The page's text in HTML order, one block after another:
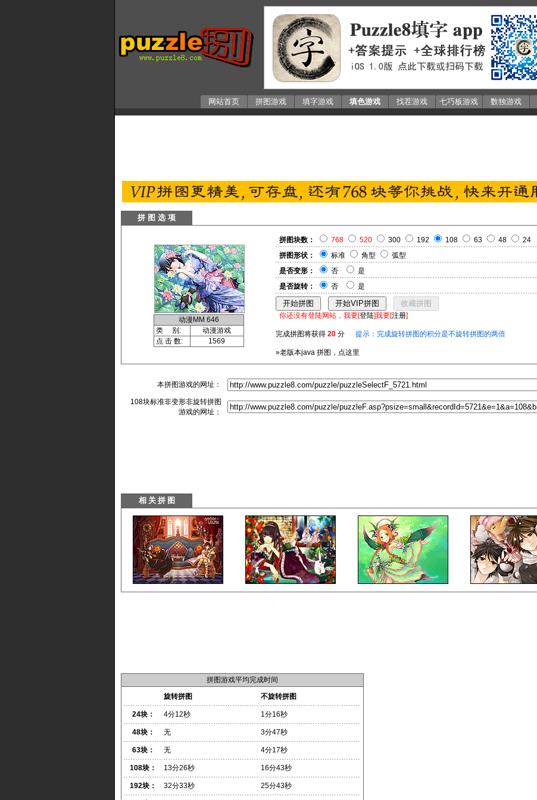
网站首页 拼图游戏 填字游戏 填色游戏 找茬游戏 七巧板游戏 数独游戏
拼 图 选 项
动漫MM 646
类 别:
动漫游戏
点 击 数:
1569
拼图块数： 768 520 300 192 108 63 48
24
拼图形状：
标准 角型
弧型
是否变形：
否
是
是否旋转：
否 是
你还没有登陆网站，我要[登陆]我要[注册]
完成拼图将获得 20 分 提示：完成旋转拼图的积分是不旋转拼图的两倍
»老版本java 拼图，点这里
本拼图游戏的网址：
108块标准非变形非旋转拼图
游戏的网址：
拼图游戏平均完成时间
旋转拼图
不旋转拼图
24块： 4分12秒 1分16秒
48块： 无 3分47秒
63块： 无 4分17秒
108块： 13分26秒 16分43秒
192块： 32分33秒 25分43秒